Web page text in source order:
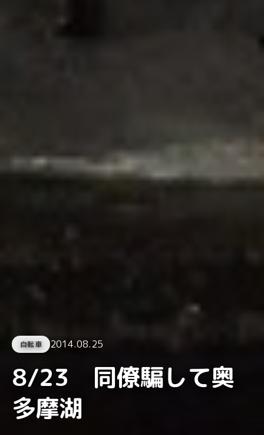
自転車 2014.08.25
8/23 同僚騙して奥
多摩湖